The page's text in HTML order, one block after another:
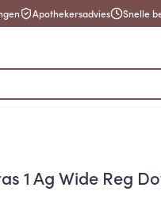
Apothekersadvies Snelle
categorie...
1 Ag Wide Reg